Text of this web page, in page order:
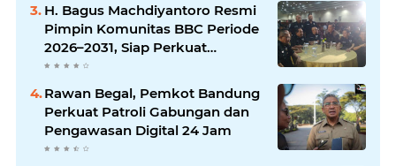
H. Bagus Machdiyantoro Resmi
Pimpin Komunitas BBC Periode
2026–2031, Siap Perkuat
Solidaritas dan Hadirkan
Program Nyata untuk
Masyarakat
Rawan Begal, Pemkot Bandung
Perkuat Patroli Gabungan dan
Pengawasan Digital 24 Jam